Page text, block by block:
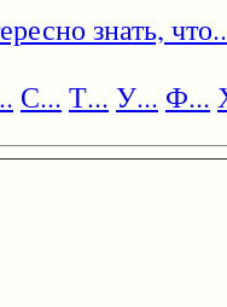
знать,
С... Т... У... Ф...